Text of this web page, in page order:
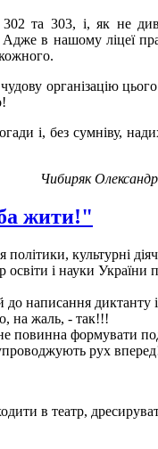
та 303, і, як не
Адже в нашому ліцеї
організацію цього
і, без сумніву,
Чибиряк
жити!"
культурні
освіти і науки України
написання диктанту
на жаль, - так!!!
повинна формувати
рух
в театр,